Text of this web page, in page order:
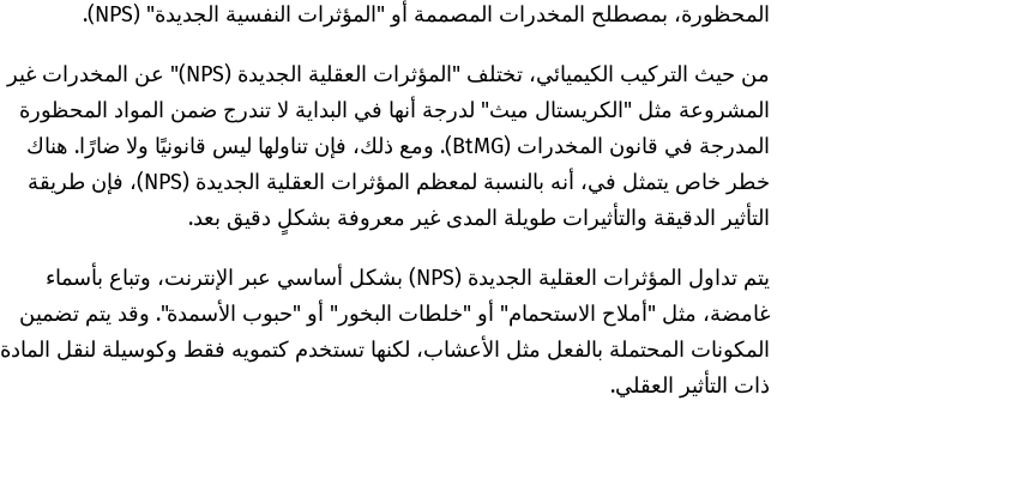
المحظورة، بمصطلح المخدرات المصممة أو "المؤثرات النفسية الجديدة" (NPS).
من حيث التركيب الكيميائي، تختلف "المؤثرات العقلية الجديدة (NPS)" عن المخدرات غير
المشروعة مثل "الكريستال ميث" لدرجة أنها في البداية لا تندرج ضمن المواد المحظورة
المدرجة في قانون المخدرات (BtMG). ومع ذلك، فإن تناولها ليس قانونيًا ولا ضارًا. هناك
خطر خاص يتمثل في، أنه بالنسبة لمعظم المؤثرات العقلية الجديدة (NPS)، فإن طريقة
التأثير الدقيقة والتأثيرات طويلة المدى غير معروفة بشكلٍ دقيق بعد.
يتم تداول المؤثرات العقلية الجديدة (NPS) بشكل أساسي عبر الإنترنت، وتباع بأسماء
غامضة، مثل "أملاح الاستحمام" أو "خلطات البخور" أو "حبوب الأسمدة". وقد يتم تضمين
المكونات المحتملة بالفعل مثل الأعشاب، لكنها تستخدم كتمويه فقط وكوسيلة لنقل المادة
ذات التأثير العقلي.